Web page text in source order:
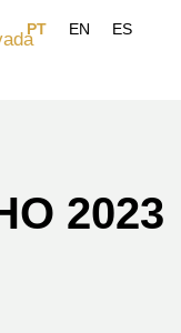
2023